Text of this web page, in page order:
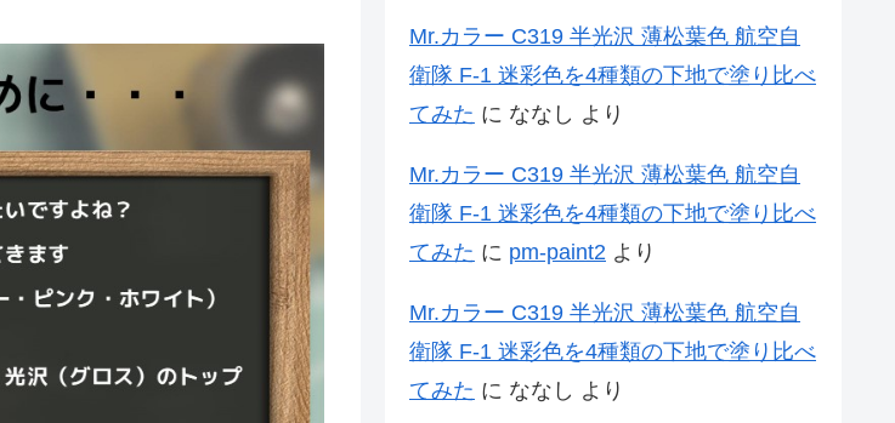
Mr.カラー C319 半光沢 薄松葉色 航空自
衛隊 F-1 迷彩色を4種類の下地で塗り比べ
てみた に ななし より
Mr.カラー C319 半光沢 薄松葉色 航空自
衛隊 F-1 迷彩色を4種類の下地で塗り比べ
てみた に pm-paint2 より
Mr.カラー C319 半光沢 薄松葉色 航空自
衛隊 F-1 迷彩色を4種類の下地で塗り比べ
てみた に ななし より